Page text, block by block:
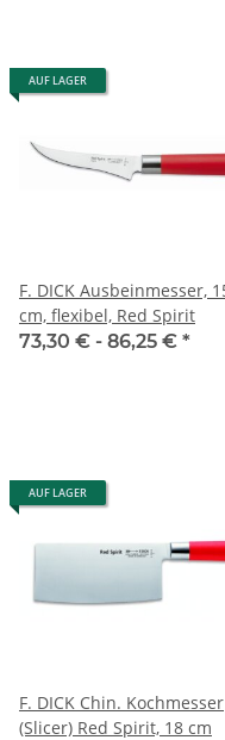
AUF LAGER
F. DICK Ausbeinmesser, 15
cm, flexibel, Red Spirit
73,30 € - 86,25 € *
AUF LAGER
F. DICK Chin. Kochmesser
(Slicer) Red Spirit, 18 cm